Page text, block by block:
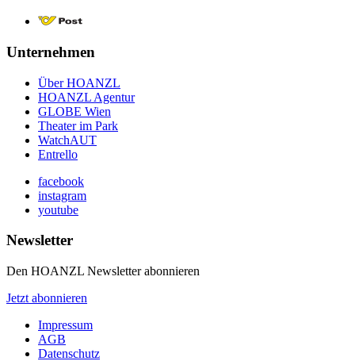
Unternehmen
Über HOANZL
HOANZL Agentur
GLOBE Wien
Theater im Park
WatchAUT
Entrello
facebook
instagram
youtube
Newsletter
Den HOANZL Newsletter abonnieren
Jetzt abonnieren
Impressum
AGB
Datenschutz